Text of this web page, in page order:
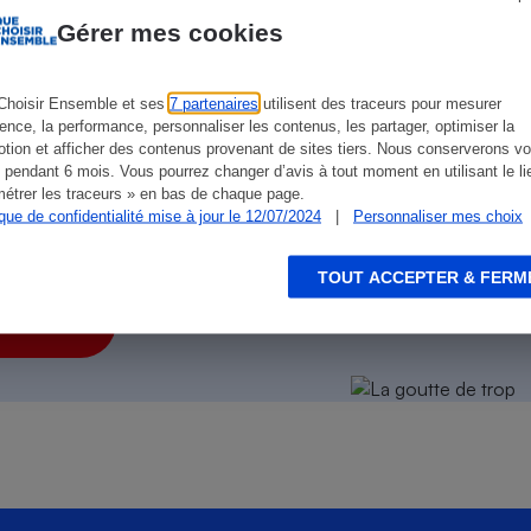
Gérer mes cookies
Ensemble et ses 7 partenaires utilisent des traceurs pour mesurer
la performance, personnaliser les contenus, les partager, optimiser la
et afficher des contenus provenant de sites tiers. Nous conserverons
pendant 6 mois. Vous pourrez changer d’avis à tout moment en utilisant le
les traceurs » en bas de chaque page.
de confidentialité mise à jour le 12/07/2024
| Personnaliser mes choix
TOUT ACCEPTER &
autres
Four encastrable
Appareil photo
numérique